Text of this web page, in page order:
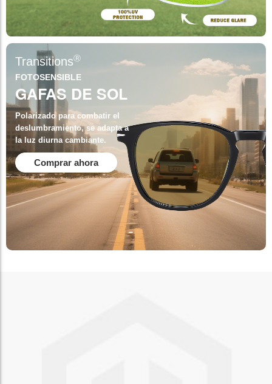
TransitionsⓇ
FOTOSENSIBLE
GAFAS DE SOL
Polarizado para combatir el
deslumbramiento, se adapta a
la luz diurna cambiante.
Comprar ahora